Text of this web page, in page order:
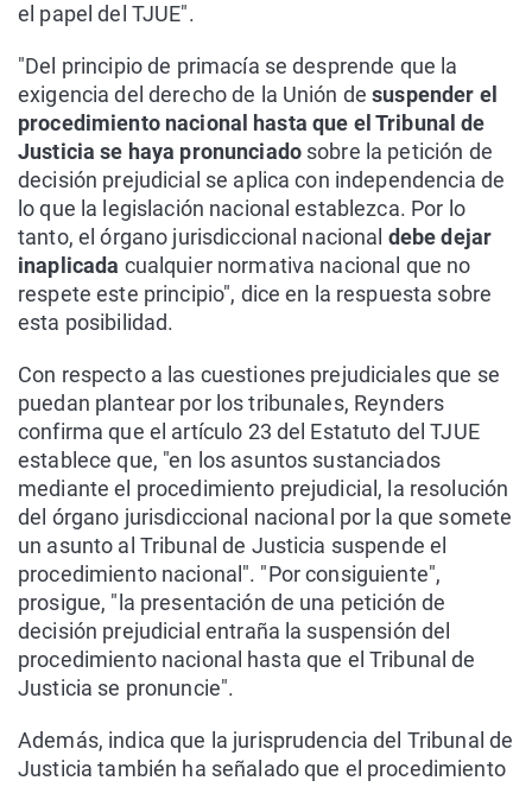
el papel del TJUE".
"Del principio de primacía se desprende que la
exigencia del derecho de la Unión desuspender el
procedimiento nacional hasta que el Tribunal de
Justicia se haya pronunciadosobre la petición de
decisión prejudicial se aplica con independencia de
lo que la legislación nacional establezca. Por lo
tanto, el órgano jurisdiccional nacional debe dejar
inaplicada cualquier normativa nacional que no
respete este principio", dice en la respuesta sobre
esta posibilidad.
Con respecto a las cuestiones prejudiciales que se
puedan plantear por los tribunales, Reynders
confirma que el artículo 23 del Estatuto del TJUE
establece que, "en los asuntos sustanciados
mediante el procedimiento prejudicial, la resolución
del órgano jurisdiccional nacional por la que somete
un asunto al Tribunal de Justicia suspende el
procedimiento nacional". "Por consiguiente",
prosigue, "la presentación de una petición de
decisión prejudicial entraña la suspensión del
procedimiento nacional hasta que el Tribunal de
Justicia se pronuncie".
Además, indica que la jurisprudencia del Tribunal de
Justicia también ha señalado que el procedimiento